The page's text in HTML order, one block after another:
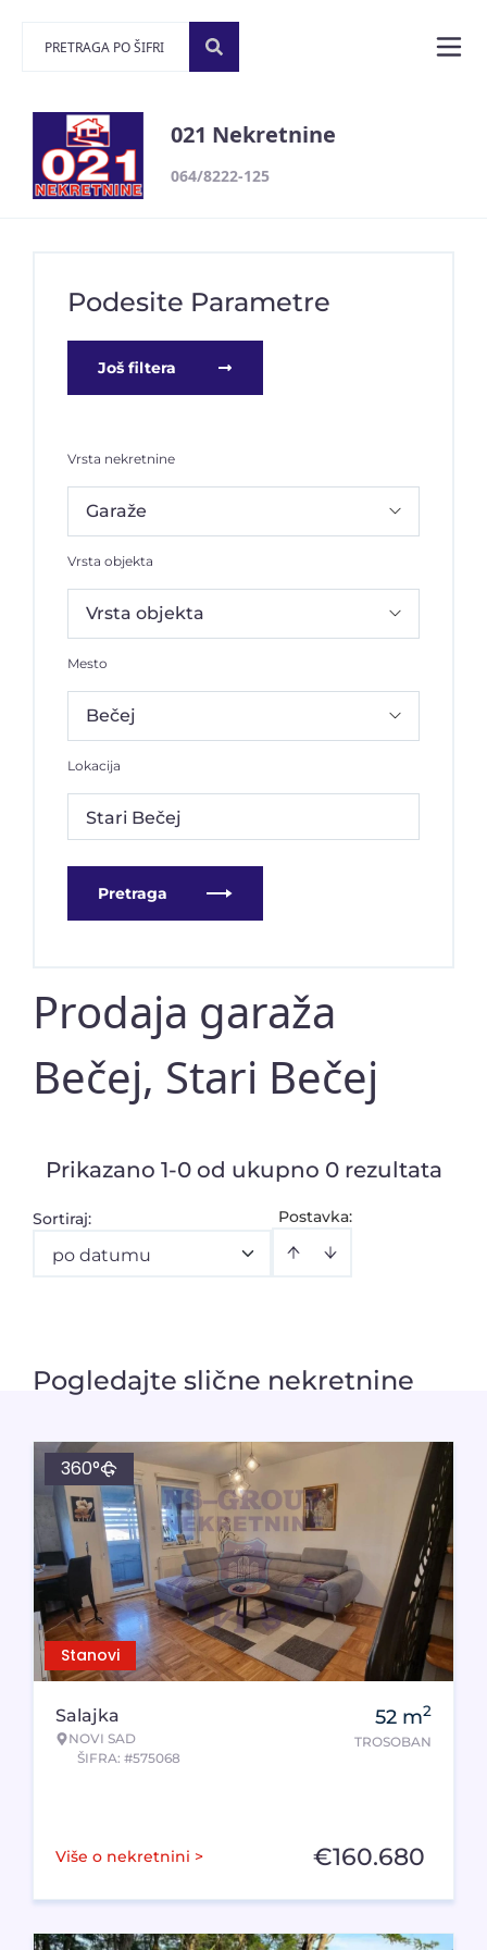
021 Nekretnine
064/8222-125
Podesite Parametre
Još filtera
Vrsta nekretnine
Vrsta objekta
Mesto
Lokacija
Stari Bečej
Pretraga
Prodaja garaža
Bečej, Stari Bečej
Prikazano 1-0 od ukupno 0 rezultata
Postavka:
Sortiraj:
po datumu
Pogledajte slične nekretnine
Stanovi
360°
Salajka
NOVI SAD
ŠIFRA: #575068
52 m2
TROSOBAN
Više o nekretnini > €160.680